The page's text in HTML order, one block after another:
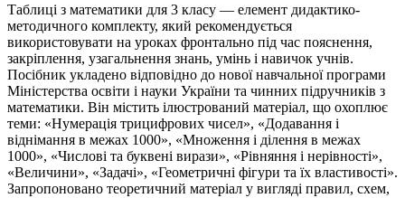
Таблиці з математики для 3 класу — елемент дидактико-
методичного комплекту, який рекомендується
використовувати на уроках фронтально під час пояснення,
закріплення, узагальнення знань, умінь і навичок учнів.
Посібник укладено відповідно до нової навчальної програми
Міністерства освіти і науки України та чинних підручників з
математики. Він містить ілюстрований матеріал, що охоплює
теми: «Нумерація трицифрових чисел», «Додавання і
віднімання в межах 1000», «Множення і ділення в межах
1000», «Числові та буквені вирази», «Рівняння і нерівності»,
«Величини», «Задачі», «Геометричні фігури та їх властивості».
Запропоновано теоретичний матеріал у вигляді правил, схем,